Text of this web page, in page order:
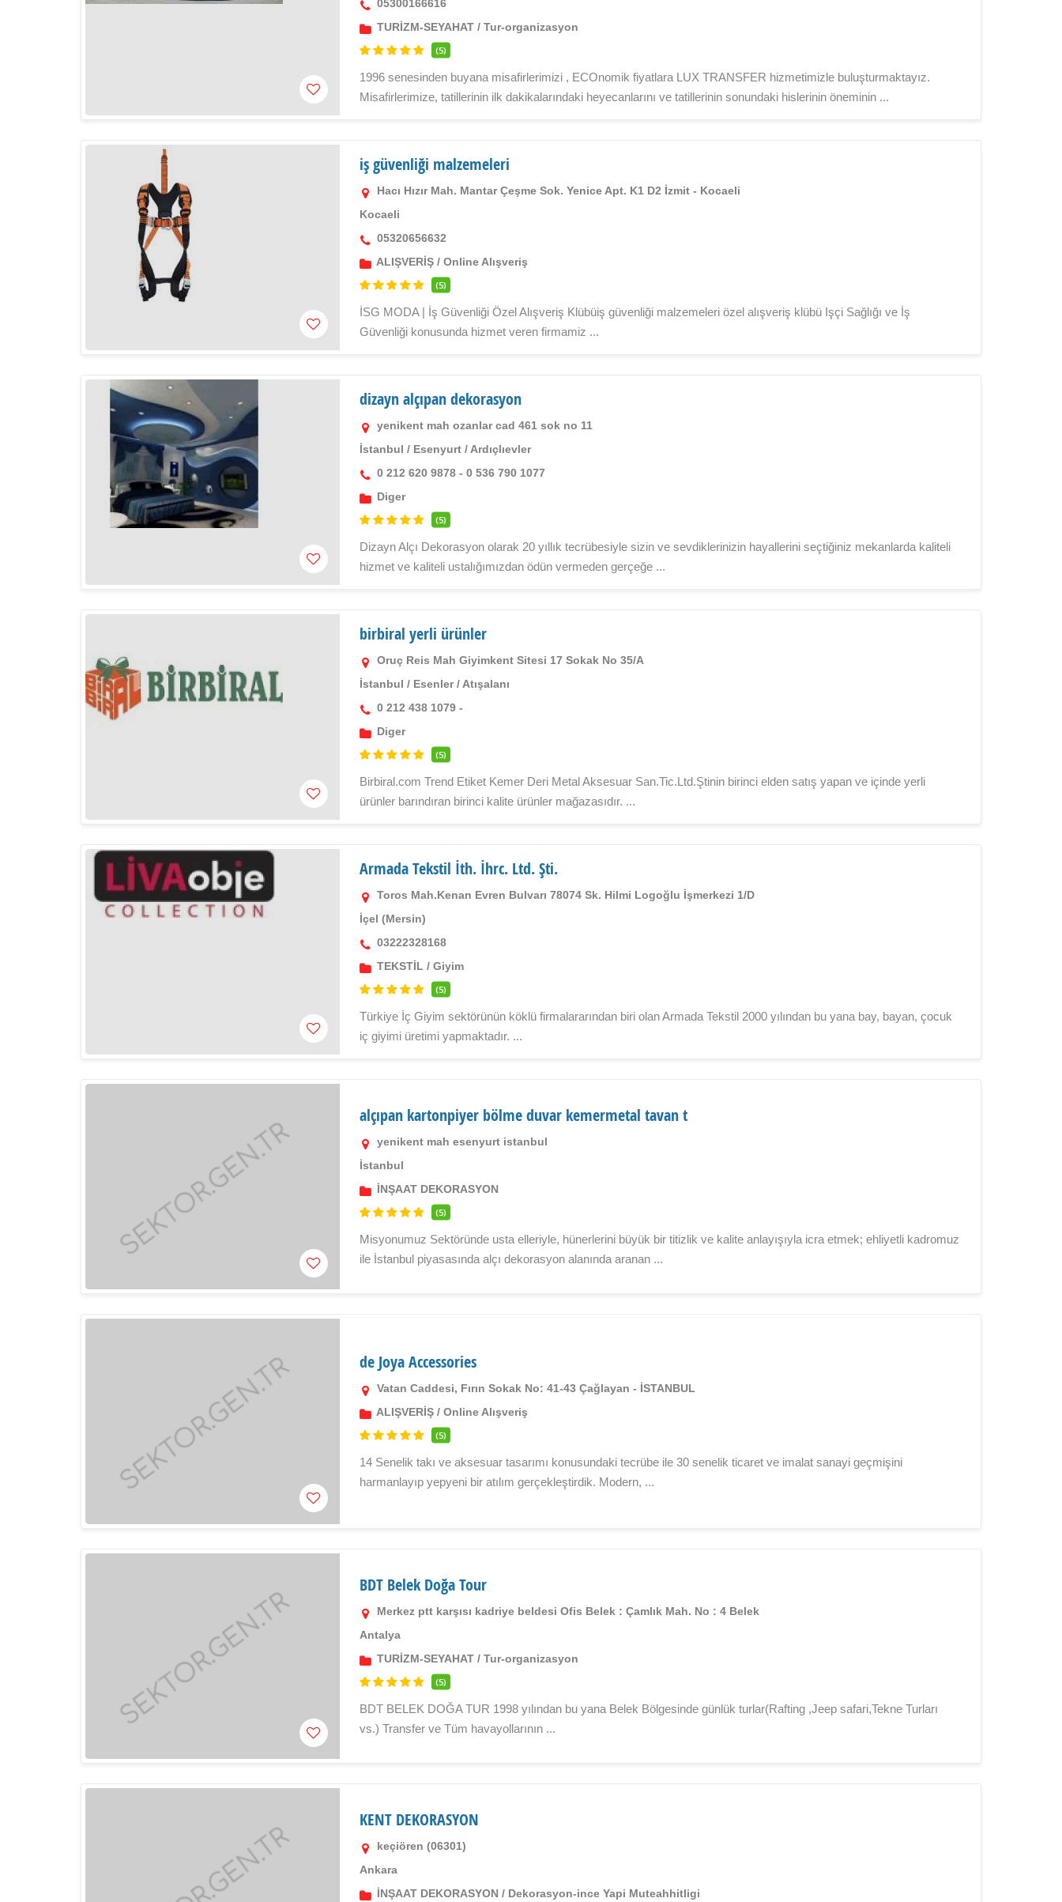
05300166616
TURİZM-SEYAHAT /Tur-organizasyon
(5)
1996 senesinden buyana misafirlerimizi , ECOnomik fiyatlara LUX TRANSFER hizmetimizle buluşturmaktayız.
Misafirlerimize, tatillerinin ilk dakikalarındaki heyecanlarını ve tatillerinin sonundaki hislerinin öneminin ...
iş güvenliği malzemeleri
Hacı Hızır Mah. Mantar Çeşme Sok. Yenice Apt. K1 D2 İzmit - Kocaeli
Kocaeli
05320656632
ALIŞVERİŞ /Online Alışveriş
(5)
İSG MODA | İş Güvenliği Özel Alışveriş Klübüiş güvenliği malzemeleri özel alışveriş klübü Işçi Sağlığı ve İş
Güvenliği konusunda hizmet veren firmamiz ...
dizayn alçıpan dekorasyon
yenikent mah ozanlar cad 461 sok no 11
İstanbul / Esenyurt / Ardıçlıevler
0 212 620 9878 - 0 536 790 1077
Diger
(5)
Dizayn Alçı Dekorasyon olarak 20 yıllık tecrübesiyle sizin ve sevdiklerinizin hayallerini seçtiğiniz mekanlarda kaliteli
hizmet ve kaliteli ustalığımızdan ödün vermeden gerçeğe ...
birbiral yerli ürünler
Oruç Reis Mah Giyimkent Sitesi 17 Sokak No 35/A
İstanbul / Esenler/ Atışalanı
0 212 438 1079 -
Diger
(5)
Birbiral.com Trend Etiket Kemer Deri Metal Aksesuar San.Tic.Ltd.Ştinin birinci elden satış yapan ve içinde yerli
ürünler barındıran birinci kalite ürünler mağazasıdır. ...
Armada Tekstil İth. İhrc. Ltd. Şti.
Toros Mah.Kenan Evren Bulvarı 78074 Sk. Hilmi Logoğlu İşmerkezi 1/D
İçel (Mersin)
03222328168
TEKSTİL /Giyim
(5)
Türkiye İç Giyim sektörünün köklü firmalararından biri olan Armada Tekstil 2000 yılından bu yana bay, bayan, çocuk
iç giyimi üretimi yapmaktadır. ...
alçıpan kartonpiyer bölme duvar kemermetal tavan t
yenikent mah esenyurt istanbul
İstanbul
İNŞAAT DEKORASYON
(5)
Misyonumuz Sektöründe usta elleriyle, hünerlerini büyük bir titizlik ve kalite anlayışıyla icra etmek; ehliyetli kadromuz
ile İstanbul piyasasında alçı dekorasyon alanında aranan ...
de Joya Accessories
Vatan Caddesi, Fırın Sokak No: 41-43 Çağlayan - İSTANBUL
ALIŞVERİŞ /Online Alışveriş
(5)
14 Senelik takı ve aksesuar tasarımı konusundaki tecrübe ile 30 senelik ticaret ve imalat sanayi geçmişini
harmanlayıp yepyeni bir atılım gerçekleştirdik. Modern, ...
BDT Belek Doğa Tour
Merkez ptt karşısı kadriye beldesi Ofis Belek : Çamlık Mah. No : 4 Belek
Antalya
TURİZM-SEYAHAT /Tur-organizasyon
(5)
BDT BELEK DOĞA TUR 1998 yılından bu yana Belek Bölgesinde günlük turlar(Rafting ,Jeep safari,Tekne Turları
vs.) Transfer ve Tüm havayollarının ...
KENT DEKORASYON
keçiören (06301)
Ankara
İNŞAAT DEKORASYON / Dekorasyon-ince Yapi Muteahhitligi